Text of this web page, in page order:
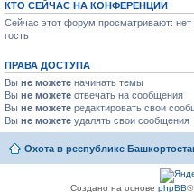
КТО СЕЙЧАС НА КОНФЕРЕНЦИИ
Сейчас этот форум просматривают: нет
гость
ПРАВА ДОСТУПА
Вы не можете начинать темы
Вы не можете отвечать на сообщения
Вы не можете редактировать свои
Вы не можете удалять свои сообщения
Охота в республике
Создано на основе phpBB®